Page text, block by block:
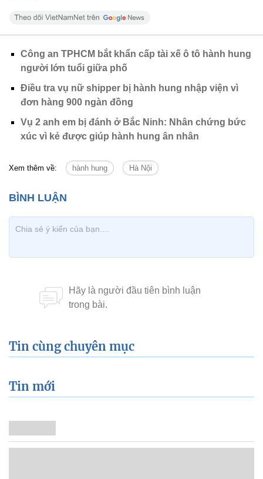
Công an TPHCM bắt khẩn cấp tài xế ô tô hành hung
người lớn tuổi giữa phố
Điều tra vụ nữ shipper bị hành hung nhập viện vì
đơn hàng 900 ngàn đồng
Vụ 2 anh em bị đánh ở Bắc Ninh: Nhân chứng bức
xúc vì kẻ được giúp hành hung ân nhân
Xem thêm về: hành hung Hà Nội
Tin cùng chuyên mục
Tin mới